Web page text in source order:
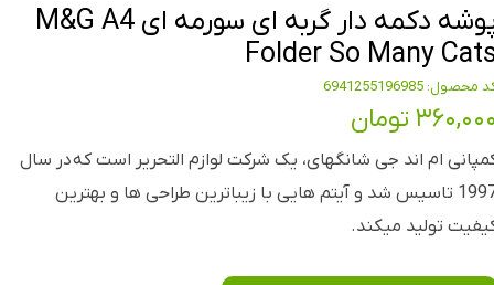
پوشه دکمه دار گربه ای سورمه ای M&G A4
Folder So Many
محصول: 6941255196985
تومان
ام اند جی شانگهای، یک شرکت لوازم التحریر است که در سال
1997 تاسیس شد و آیتم هایی با زیباترین طراحی ها و بهترین
تولید میکند.